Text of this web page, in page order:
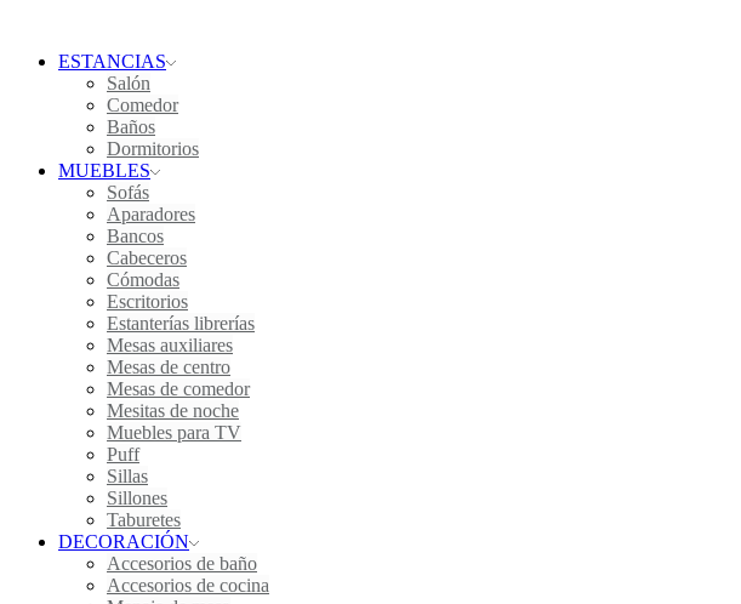
ESTANCIAS
Salón
Comedor
Baños
Dormitorios
MUEBLES
Sofás
Aparadores
Bancos
Cabeceros
Cómodas
Escritorios
Estanterías librerías
Mesas auxiliares
Mesas de centro
Mesas de comedor
Mesitas de noche
Muebles para TV
Puff
Sillas
Sillones
Taburetes
DECORACIÓN
Accesorios de baño
Accesorios de cocina